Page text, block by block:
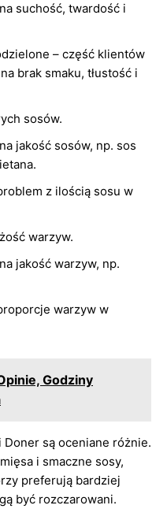
suchość, twardość i
– część klientów
brak smaku, tłustość i
sosów.
jakość sosów, np. sos
z ilością sosu w
warzyw.
jakość warzyw, np.
warzyw w
Godziny
Doner są oceniane różnie.
i smaczne sosy,
preferują bardziej
być rozczarowani.